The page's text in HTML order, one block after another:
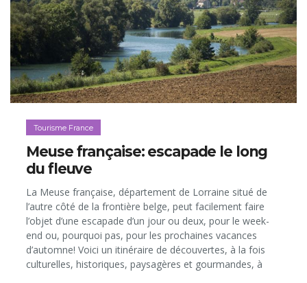
Tourisme France
Meuse française: escapade le long
du fleuve
La Meuse française, département de Lorraine situé de
l’autre côté de la frontière belge, peut facilement faire
l’objet d’une escapade d’un jour ou deux, pour le week-
end ou, pourquoi pas, pour les prochaines vacances
d’automne! Voici un itinéraire de découvertes, à la fois
culturelles, historiques, paysagères et gourmandes, à